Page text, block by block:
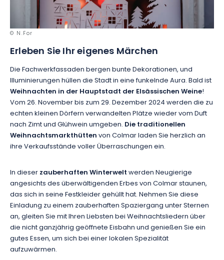
© N.For
Erleben Sie Ihr eigenes Märchen
Die Fachwerkfassaden bergen bunte Dekorationen, und
Illuminierungen hüllen die Stadt in eine funkelnde Aura. Bald ist
Weihnachten in der Hauptstadt der Elsässischen Weine!
Vom 26. November bis zum 29. Dezember 2024 werden die zu
echten kleinen Dörfern verwandelten Plätze wieder vom Duft
nach Zimt und Glühwein umgeben. Die traditionellen
Weihnachtsmarkthüttenvon Colmar laden Sie herzlich an
ihre Verkaufsstände voller Überraschungen ein.
In dieserzauberhaften Winterweltwerden Neugierige
angesichts des überwältigenden Erbes von Colmar staunen,
das sich in seine Festkleider gehüllt hat. Nehmen Sie diese
Einladung zu einem zauberhaften Spaziergang unter Sternen
an, gleiten Sie mit Ihren Liebsten bei Weihnachtsliedern über
die nicht ganzjährig geöffnete Eisbahn und genießen Sie ein
gutes Essen, um sich bei einer lokalen Spezialität
aufzuwärmen.